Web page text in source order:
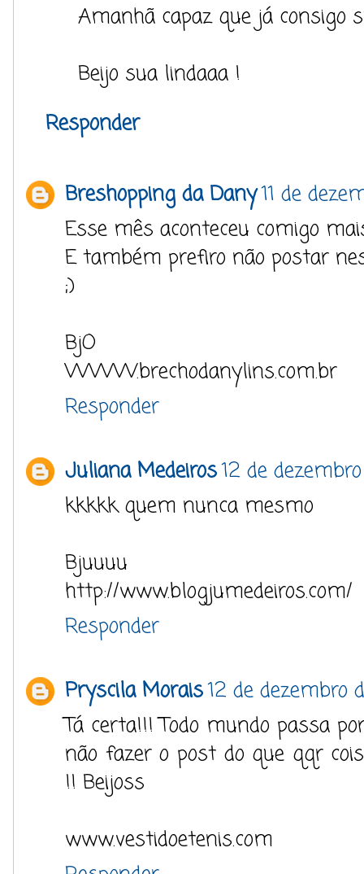
Amanhã capaz que já consigo
Beijo sua lindaaa !
Responder
Breshopping da Dany11 de
Esse mês aconteceu comigo
E também prefiro não postar
;)
BjO
WWW.brechodanylins.com.br
Responder
Juliana Medeiros12 de
kkkkk quem nunca mesmo
Bjuuuu
http://www.blogjumedeiros.com/
Responder
Pryscila Morais12 de dezembro
Tá certa!!! Todo mundo passa
não fazer o post do que qqr
!! Beijoss
www.vestidoetenis.com